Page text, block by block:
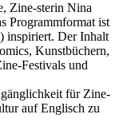
Zine-sterin Nina
Programmformat ist
inspiriert. Der Inhalt
Kunstbüchern,
Festivals und
für Zine-
auf Englisch zu